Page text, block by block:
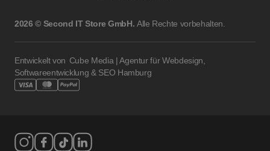
2026 © Second IT Store GmbH. Alle Rechte vorbehalten.
Entwickelt von Cube Media | Agentur für Webdesign,
Softwareentwicklung & SEO Hamburg